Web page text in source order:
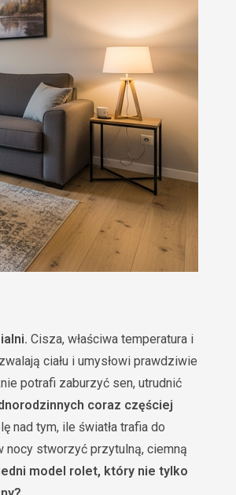
Cisza, właściwa temperatura i
ciału i umysłowi prawdziwie
potrafi zaburzyć sen, utrudnić
coraz częściej
nad tym, ile światła trafia do
nocy stworzyć przytulną, ciemną
model rolet, który nie tylko